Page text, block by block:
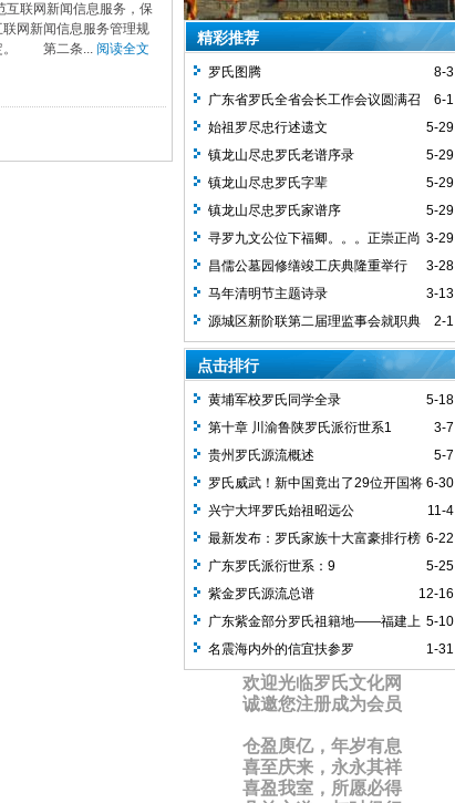
联网新闻信息服务，保
网新闻信息服务管理规
定。 第二条... 阅读全文
精彩推荐
8-3
罗氏图腾
6-1
广东省罗氏全省会长工作会议圆满召
开
5-29
始祖罗尽忠行述遗文
5-29
镇龙山尽忠罗氏老谱序录
5-29
镇龙山尽忠罗氏字辈
5-29
镇龙山尽忠罗氏家谱序
3-29
寻罗九文公位下福卿。。。正崇正尚
后裔启示
3-28
昌儒公墓园修缮竣工庆典隆重举行
3-13
马年清明节主题诗录
2-1
源城区新阶联第二届理监事会就职典
礼圆满举行
点击排行
5-18
黄埔军校罗氏同学全录
3-7
第十章 川渝鲁陕罗氏派衍世系1
5-7
贵州罗氏源流概述
6-30
罗氏威武！新中国竟出了29位开国将
军，罗家人顶起！
11-4
兴宁大坪罗氏始祖昭远公
6-22
最新发布：罗氏家族十大富豪排行榜
5-25
广东罗氏派衍世系：9
12-16
紫金罗氏源流总谱
5-10
广东紫金部分罗氏祖籍地——福建上
杭大洋坝
1-31
名震海内外的信宜扶参罗
欢迎光临罗氏文化网
诚邀您注册成为会员
仓盈庾亿，年岁有息
喜至庆来，永永其祥
喜盈我室，所愿必得